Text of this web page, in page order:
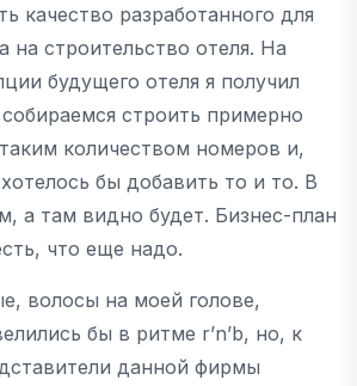
качество разработанного для
на строительство отеля. На
будущего отеля я получил
строить примерно
количеством номеров и,
бы добавить то и то. В
а там видно будет. Бизнес-план
что еще надо.
волосы на моей голове,
бы в ритме r’n’b, но, к
данной фирмы